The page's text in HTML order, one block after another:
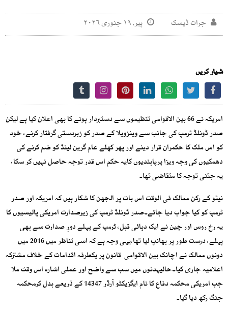
جرات ڈیسک پیر, ۱۹ جنوری ۲۰۲۶
شیئر کریں
امریکہ نے 66 بین الاقوامی تنظیموں سے دستبردار ہونے کا بھی اعلان کیا ہے لیکن
صدر ڈونلڈ ٹرمپ کی جانب سے وینزویلا کے صدر کو زبردستی گرفتار کرنے، خود
کو اس ملک کا حکمران قرار دینے اور پھر کھلے عام گرین لینڈ کو ضم کرنے کی
دھمکیوں کی وجہ ویزا پرپابندیوں کایہ حکم اس قدر توجہ حاصل نہیں کر سکا،
یہ جتنی توجہ کا متقاضی تھا۔
نیٹو کے رکن ممالک فی الوقت اس بات پر الجھن کا شکار ہیں کہ امریکہ اور صدر
ٹرمپ کو کیا جواب دیا جائے۔صدر ڈونلڈ ٹرمپ کی زیرصدارت امریکی پالیسیوں کا
یہ رخ روس اور چین نے ایک دہائی قبل، ٹرمپ کے پہلے دورِ صدارت سے بھی
پہلے، درست طور پر بھانپ لیا تھا،یہی وجہ ہے کہ اسی تناظر میں 2016 میں
دونوں ممالک نے اچانک بین الاقوامی قانون پر یکطرفہ اقدامات کے خلاف مشترکہ
اعلامیہ جاری کیا۔حالیہدنوں میں سب سے واضح اور عملی اشارہ اس وقت ملا
جب امریکی محکمہ دفاع کا نام ایگزیکٹو آرڈر 14347 کے ذریعے بدل کرمحکمہ
جنگ رکھ دیا گیا۔